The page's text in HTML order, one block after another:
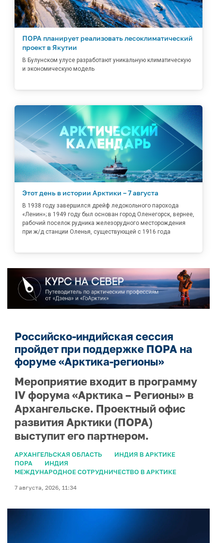
ПОРА планирует реализовать лесоклиматический
проект в Якутии
В Булунском улусе разработают уникальную климатическую
и экономическую модель
Этот день в истории Арктики – 7 августа
В 1938 году завершился дрейф ледокольного парохода
«Ленин»; в 1949 году был основан город Оленегорск, вернее,
рабочий поселок рудника железорудного месторождения
при ж/д станции Оленья, существующей с 1916 года
Российско-индийская сессия
пройдет при поддержке ПОРА на
форуме «Арктика-регионы»
Мероприятие входит в программу
IV форума «Арктика – Регионы» в
Архангельске. Проектный офис
развития Арктики (ПОРА)
выступит его партнером.
АРХАНГЕЛЬСКАЯ ОБЛАСТЬ
ИНДИЯ В АРКТИКЕ
ПОРА
ИНДИЯ
МЕЖДУНАРОДНОЕ СОТРУДНИЧЕСТВО В АРКТИКЕ
7 августа, 2026, 11:34